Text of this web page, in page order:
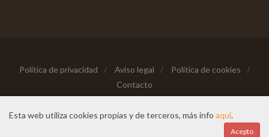
Política de privacidad / Aviso legal / Política de cookies
/
Contacto
Hecho con cariño desde
Esta web utiliza cookies propias y de terceros, más info aquí.
Acepto